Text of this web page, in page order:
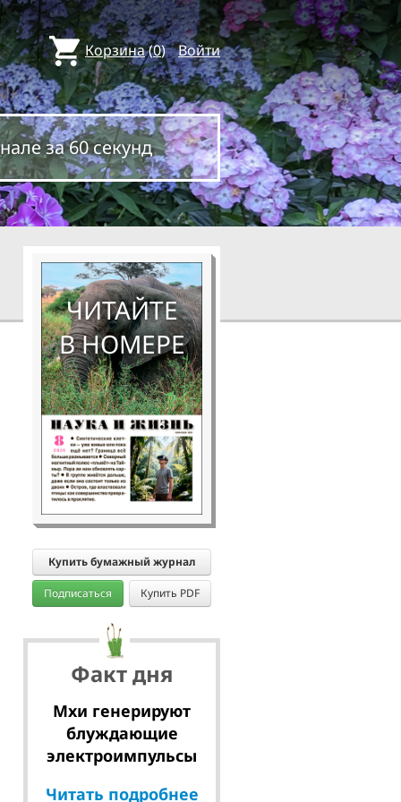
Корзина(0) Войти
за 60 секунд
ЧИТАЙТЕ
В НОМЕРЕ
Купить бумажный журнал
Подписаться Купить PDF
Факт дня
Мхи генерируют
блуждающие
электроимпульсы
Читать подробнее